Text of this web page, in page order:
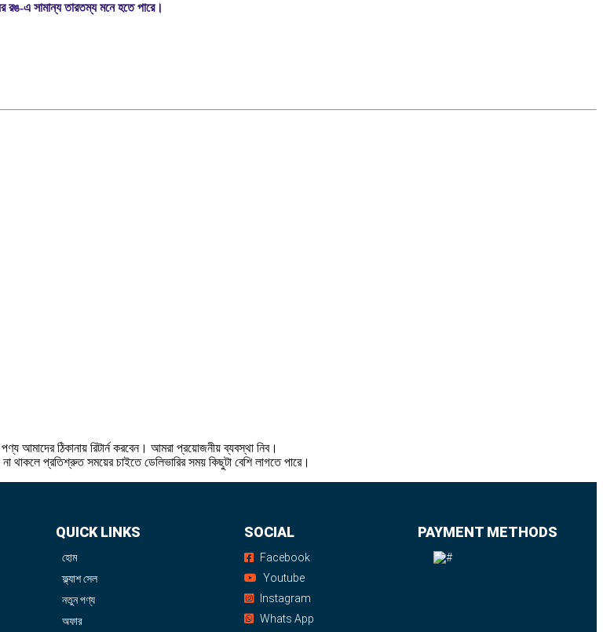
রঙ-এ সামান্য তারতম্য মনে হতে পারে।
আমাদের ঠিকানায় রিটার্ন করবেন। আমরা প্রয়োজনীয় ব্যবস্থা নিব।
থাকলে প্রতিশ্রুত সময়ের চাইতে ডেলিভারির সময় কিছুটা বেশি লাগতে পারে।
QUICK LINKS
হোম
ফ্ল্যাশ সেল
নতুন পণ্য
অফার
SOCIAL
Facebook
Youtube
Instagram
Whats App
PAYMENT METHODS